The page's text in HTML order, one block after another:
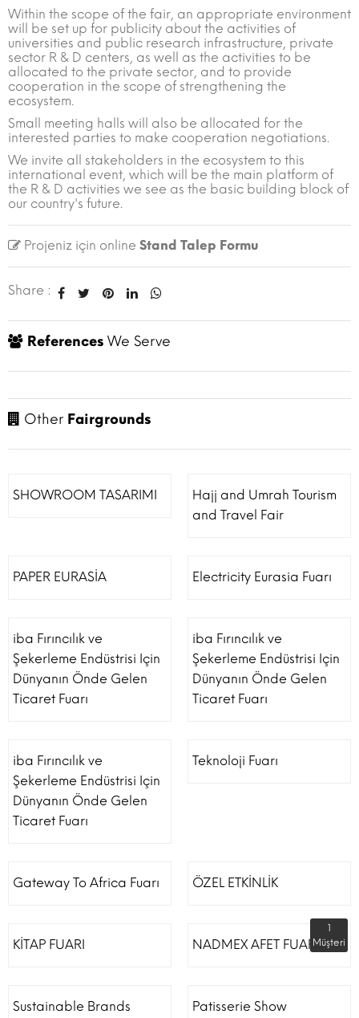
Within the scope of the fair, an appropriate environment
will be set up for publicity about the activities of
universities and public research infrastructure, private
sector R & D centers, as well as the activities to be
allocated to the private sector, and to provide
cooperation in the scope of strengthening the
ecosystem.
Small meeting halls will also be allocated for the
interested parties to make cooperation negotiations.
We invite all stakeholders in the ecosystem to this
international event, which will be the main platform of
the R & D activities we see as the basic building block of
our country's future.
Projeniz için online Stand Talep Formu
Share :
References We Serve
Other Fairgrounds
SHOWROOM TASARIMI
Hajj and Umrah Tourism
and Travel Fair
PAPER EURASİA Electricity Eurasia Fuarı
iba Fırıncılık ve
Şekerleme Endüstrisi Için
Dünyanın Önde Gelen
Ticaret Fuarı
iba Fırıncılık ve
Şekerleme Endüstrisi Için
Dünyanın Önde Gelen
Ticaret Fuarı
iba Fırıncılık ve
Şekerleme Endüstrisi Için
Dünyanın Önde Gelen
Ticaret Fuarı
Teknoloji Fuarı
Gateway To Africa Fuarı ÖZEL ETKİNLİK
KİTAP FUARI NADMEX AFET FUARI
1
Müşteri
Sustainable Brands
Patisserie Show